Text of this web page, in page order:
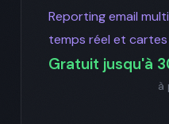
Reporting email
temps réel et
Gratuit jusqu'à
à